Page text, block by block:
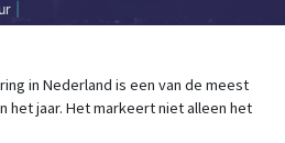
in Nederland is een van de meest
jaar. Het markeert niet alleen het